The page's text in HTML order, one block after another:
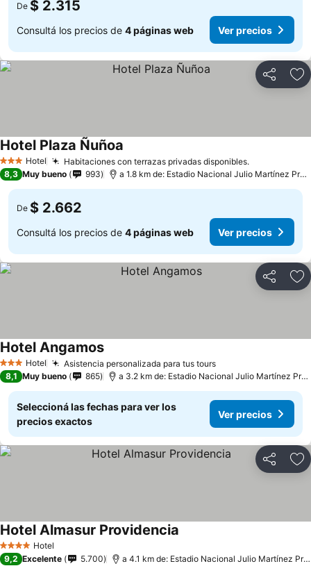
De $ 2.315
Consultá los precios de 4 páginas web Ver precios
Compartir
3 Estrellas
Hotel Habitaciones con terrazas privadas disponibles.
Hotel Plaza Ñuñoa
8,3 Muy bueno 993 a 1.8 km de: Estadio Nacional Julio Martínez Prádanos
De $ 2.662
Consultá los precios de 4 páginas web Ver precios
Compartir
3 Estrellas
Hotel Asistencia personalizada para tus tours
Hotel Angamos
8,1 Muy bueno 865 a 3.2 km de: Estadio Nacional Julio Martínez Prádanos
Seleccioná las fechas para ver los
precios exactos
Ver precios
Compartir
4 EstrellasHotel
Hotel Almasur Providencia
9,2 Excelente 5.700 a 4.1 km de: Estadio Nacional Julio Martínez Prádanos